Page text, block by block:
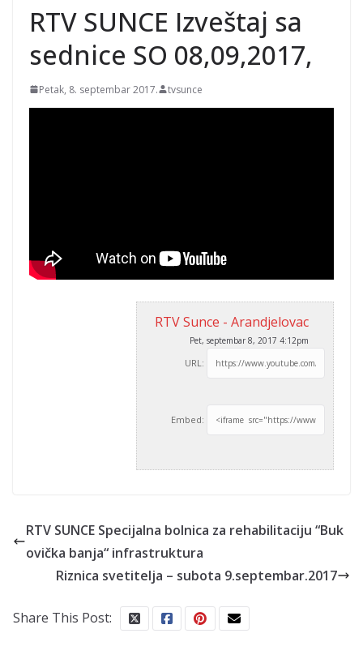
RTV SUNCE Izveštaj sa
sednice SO 08,09,2017,
Petak, 8. septembar 2017. tvsunce
RTV Sunce - Arandjelovac
Pet, septembar 8, 2017 4:12pm
URL:
Embed:
RTV SUNCE Specijalna bolnica za rehabilitaciju “Buk
ovička banja“ infrastruktura
Riznica svetitelja – subota 9.septembar.2017
Share This Post: